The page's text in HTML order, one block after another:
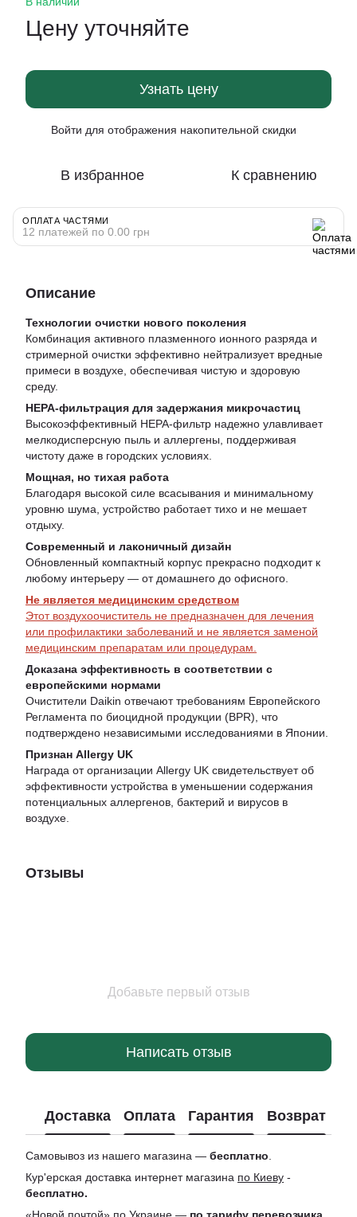
Цену уточняйте
Узнать цену
Войти для отображения накопительной скидки
В избранное К сравнению
ОПЛАТА ЧАСТЯМИ
12 платежей по 0.00 грн
Описание
Технологии очистки нового поколения
Комбинация активного плазменного ионного разряда и
стримерной очистки эффективно нейтрализует вредные
примеси в воздухе, обеспечивая чистую и здоровую
среду.
HEPA-фильтрация для задержания микрочастиц
Высокоэффективный HEPA-фильтр надежно улавливает
мелкодисперсную пыль и аллергены, поддерживая
чистоту даже в городских условиях.
Мощная, но тихая работа
Благодаря высокой силе всасывания и минимальному
уровню шума, устройство работает тихо и не мешает
отдыху.
Современный и лаконичный дизайн
Обновленный компактный корпус прекрасно подходит к
любому интерьеру — от домашнего до офисного.
Не является медицинским средством
Этот воздухоочиститель не предназначен для лечения
или профилактики заболеваний и не является заменой
медицинским препаратам или процедурам.
Доказана эффективность в соответствии с
европейскими нормами
Очистители Daikin отвечают требованиям Европейского
Регламента по биоцидной продукции (BPR), что
подтверждено независимыми исследованиями в Японии.
Признан Allergy UK
Награда от организации Allergy UK свидетельствует об
эффективности устройства в уменьшении содержания
потенциальных аллергенов, бактерий и вирусов в
воздухе.
Отзывы
Добавьте первый отзыв
Написать отзыв
Доставка Оплата Гарантия Возврат
Самовывоз из нашего магазина — бесплатно
Кур'ерская доставка интернет магазина по Киеву -
бесплатно.